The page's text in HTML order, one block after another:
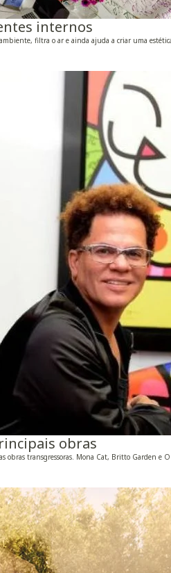
internos
filtra o ar e ainda ajuda a criar uma
obras
transgressoras. Mona Cat, Britto Garden e